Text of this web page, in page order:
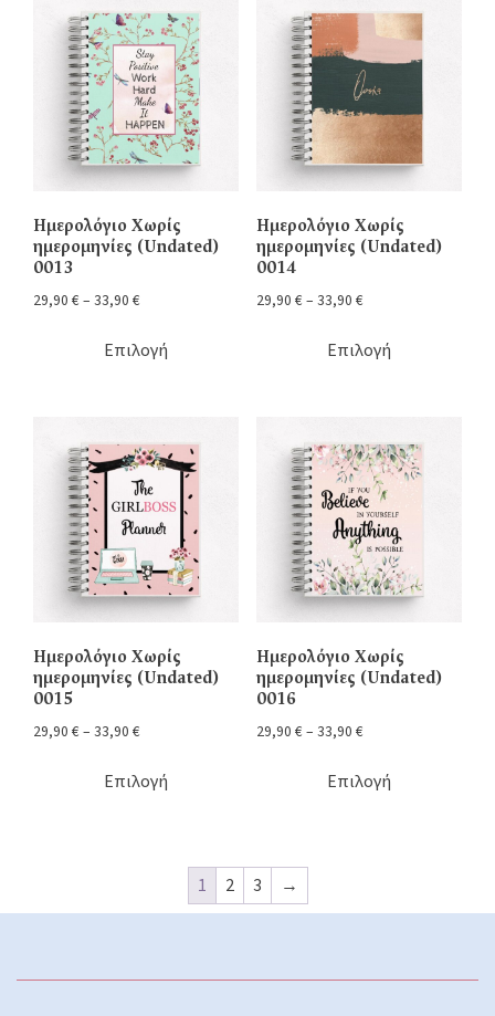
Ημερολόγιο Χωρίς
ημερομηνίες (Undated)
0013
29,90 € – 33,90 €
Επιλογή
Ημερολόγιο Χωρίς
ημερομηνίες (Undated)
0014
29,90 € – 33,90 €
Επιλογή
Ημερολόγιο Χωρίς
ημερομηνίες (Undated)
0015
29,90 € – 33,90 €
Επιλογή
Ημερολόγιο Χωρίς
ημερομηνίες (Undated)
0016
29,90 € – 33,90 €
Επιλογή
1 2 3 →